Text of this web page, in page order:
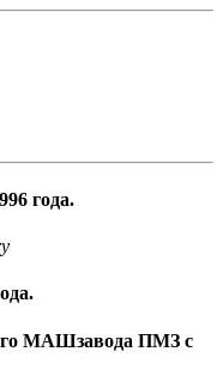
года.
МАШзавода ПМЗ с